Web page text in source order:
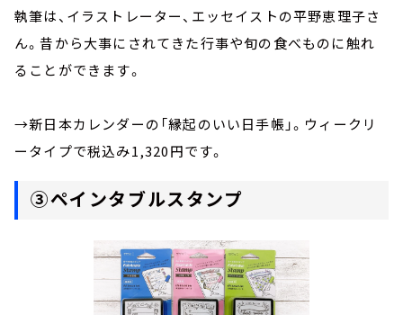
執筆は、イラストレーター、エッセイストの平野恵理子さ
ん。昔から大事にされてきた行事や旬の食べものに触れ
ることができます。
→新日本カレンダーの「縁起のいい日手帳」。ウィークリ
ータイプで税込み1,320円です。
③ペインタブルスタンプ